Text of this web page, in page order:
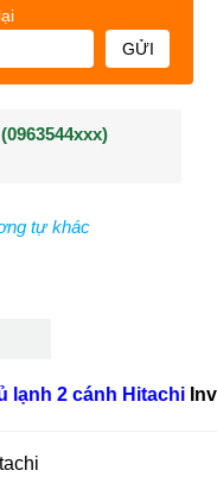
GỬI
tự khác
lạnh 2 cánh Hitachi